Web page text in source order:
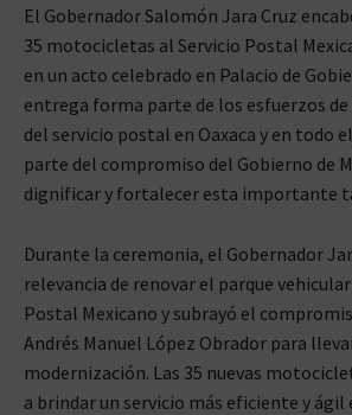
El Gobernador Salomón Jara Cruz
35 motocicletas al Servicio Postal
en un acto celebrado en Palacio de
entrega forma parte de los esfuerzos
del servicio postal en Oaxaca y en todo
parte del compromiso del Gobierno de
dignificar y fortalecer esta importante
Durante la ceremonia, el Gobernador
relevancia de renovar el parque
Postal Mexicano y subrayó el
Andrés Manuel López Obrador para
modernización. Las 35 nuevas
a brindar un servicio más eficiente y